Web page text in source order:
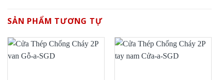
SẢN PHẨM TƯƠNG TỰ